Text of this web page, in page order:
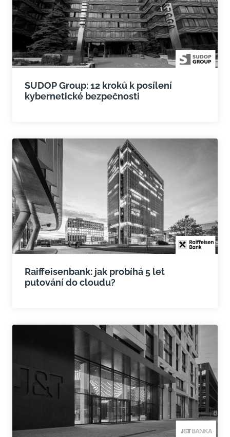
SUDOP Group: 12 kroků k posílení
kybernetické bezpečnosti
Raiffeisenbank: jak probíhá 5 let
putování do cloudu?